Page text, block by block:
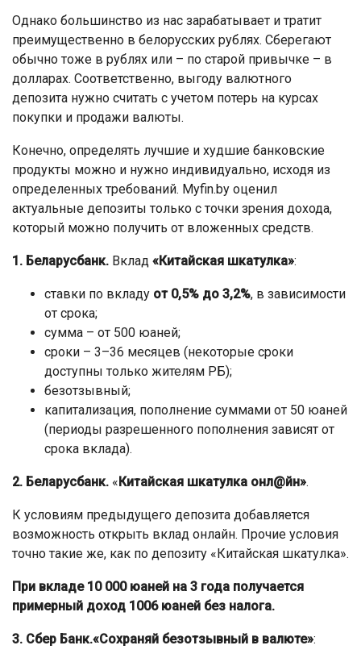
Однако большинство из нас зарабатывает и тратит
преимущественно в белорусских рублях. Сберегают
обычно тоже в рублях или – по старой привычке – в
долларах. Соответственно, выгоду валютного
депозита нужно считать с учетом потерь на курсах
покупки и продажи валюты.
Конечно, определять лучшие и худшие банковские
продукты можно и нужно индивидуально, исходя из
определенных требований. Myfin.by оценил
актуальные депозиты только с точки зрения дохода,
который можно получить от вложенных средств.
1. Беларусбанк. Вклад «Китайская шкатулка»:
ставки по вкладу от 0,5% до 3,2%, в зависимости
от срока;
сумма – от 500 юаней;
сроки – 3–36 месяцев (некоторые сроки
доступны только жителям РБ);
безотзывный;
капитализация, пополнение суммами от 50 юаней
(периоды разрешенного пополнения зависят от
срока вклада).
2. Беларусбанк. «Китайская шкатулка онл@йн».
К условиям предыдущего депозита добавляется
возможность открыть вклад онлайн. Прочие условия
точно такие же, как по депозиту «Китайская шкатулка».
При вкладе 10 000 юаней на 3 года получается
примерный доход 1006 юаней без налога.
3. Сбер Банк.«Сохраняй безотзывный в валюте»: